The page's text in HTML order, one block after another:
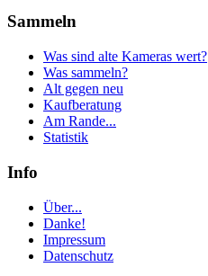
Sammeln
Was sind alte Kameras wert?
Was sammeln?
Alt gegen neu
Kaufberatung
Am Rande...
Statistik
Info
Über...
Danke!
Impressum
Datenschutz